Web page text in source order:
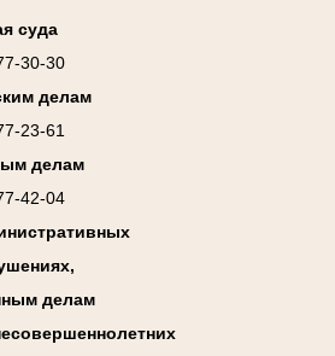
суда
30-30
делам
23-61
делам
42-04
делам